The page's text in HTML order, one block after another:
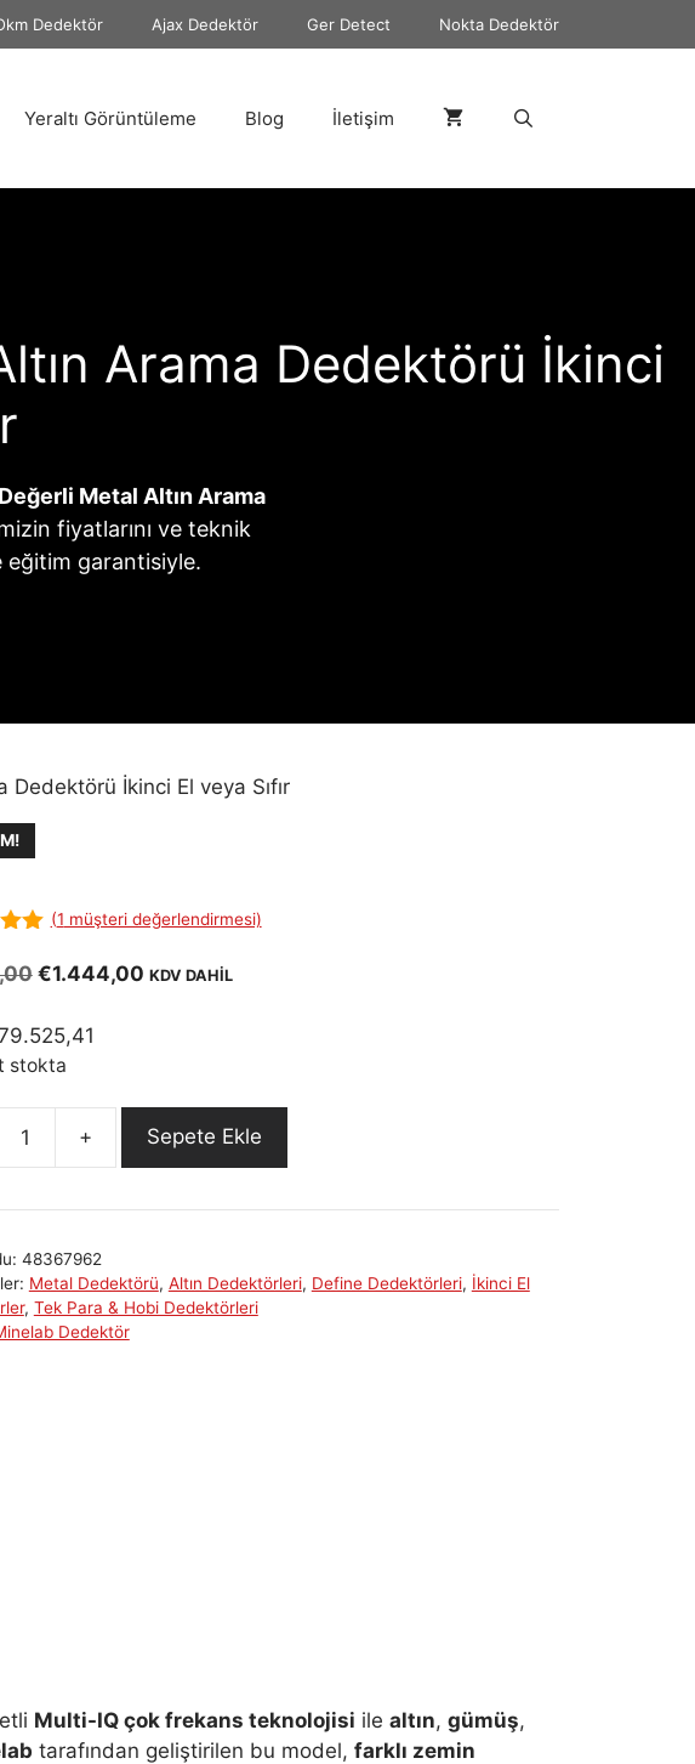
Dedektör Ajax Dedektör Ger Detect Nokta Dedektör
Yeraltı Görüntüleme Blog İletişim
Arama Dedektörü İkinci
Metal Altın Arama
fiyatlarını ve teknik
eğitim garantisiyle.
İkinci El veya Sıfır
(1 müşteri değerlendirmesi)
Orijinal
€1.615,00.
€1.444,00Şu
KDV DAHİL
stokta
Sepete Ekle
48367962
Metal Dedektörü, Altın Dedektörleri, Define Dedektörleri, İkinci El
, Tek Para & Hobi Dedektörleri
Dedektör
Multi-IQ çok frekans teknolojisi ile altın, gümüş,
tarafından geliştirilen bu model, farklı zemin